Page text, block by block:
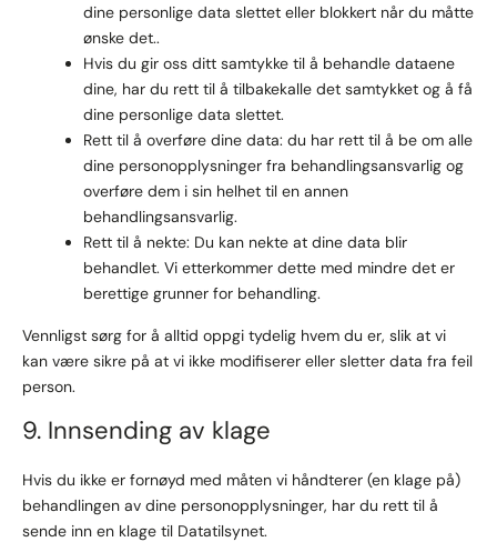
dine personlige data slettet eller blokkert når du måtte
ønske det..
Hvis du gir oss ditt samtykke til å behandle dataene
dine, har du rett til å tilbakekalle det samtykket og å få
dine personlige data slettet.
Rett til å overføre dine data: du har rett til å be om alle
dine personopplysninger fra behandlingsansvarlig og
overføre dem i sin helhet til en annen
behandlingsansvarlig.
Rett til å nekte: Du kan nekte at dine data blir
behandlet. Vi etterkommer dette med mindre det er
berettige grunner for behandling.
Vennligst sørg for å alltid oppgi tydelig hvem du er, slik at vi
kan være sikre på at vi ikke modifiserer eller sletter data fra feil
person.
9. Innsending av klage
Hvis du ikke er fornøyd med måten vi håndterer (en klage på)
behandlingen av dine personopplysninger, har du rett til å
sende inn en klage til Datatilsynet.